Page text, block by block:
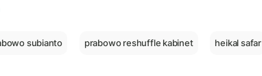
subianto prabowo reshuffle kabinet heikal safar